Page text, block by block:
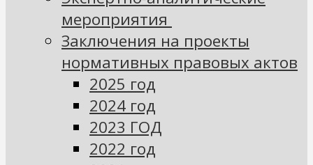
мероприятия
Заключения на проекты
нормативных правовых актов
2025 год
2024 год
2023 ГОД
2022 год